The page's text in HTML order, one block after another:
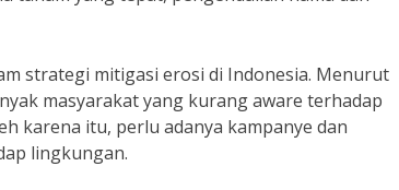
strategi mitigasi erosi di Indonesia. Menurut
masyarakat yang kurang aware terhadap
karena itu, perlu adanya kampanye dan
lingkungan.